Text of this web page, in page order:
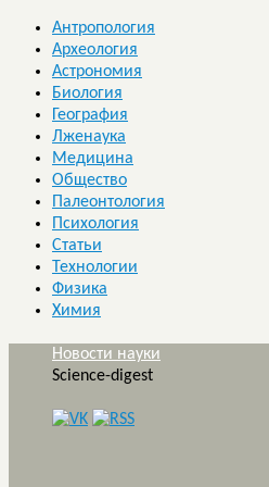
Антропология
Археология
Астрономия
Биология
География
Лженаука
Медицина
Общество
Палеонтология
Психология
Статьи
Технологии
Физика
Химия
Новости науки
Science-digest